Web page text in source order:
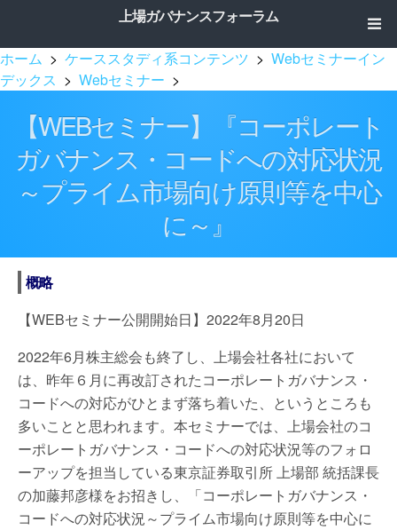
上場ガバナンスフォーラム
ホーム > ケーススタディ系コンテンツ > Webセミナーイン
デックス > Webセミナー >
【WEBセミナー】『コーポレート
ガバナンス・コードへの対応状況
～プライム市場向け原則等を中心
に～』
概略
【WEBセミナー公開開始日】2022年8月20日
2022年6月株主総会も終了し、上場会社各社において
は、昨年６月に再改訂されたコーポレートガバナンス・
コードへの対応がひとまず落ち着いた、というところも
多いことと思われます。本セミナーでは、上場会社のコ
ーポレートガバナンス・コードへの対応状況等のフォロ
ーアップを担当している東京証券取引所 上場部 統括課長
の加藤邦彦様をお招きし、「コーポレートガバナンス・
コードへの対応状況～プライム市場向け原則等を中心に